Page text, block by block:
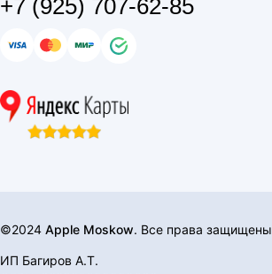
+7 (925) 707-62-85
©2024 Apple Moskow. Все права защищены
ИП Багиров А.Т.